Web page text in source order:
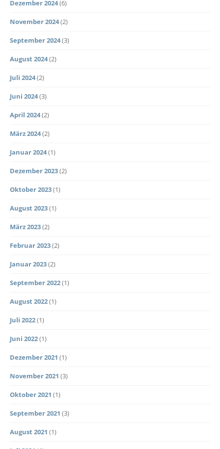
Dezember 2024(6)
November 2024(2)
September 2024(3)
August 2024(2)
Juli 2024(2)
Juni 2024(3)
April 2024(2)
März 2024(2)
Januar 2024(1)
Dezember 2023(2)
Oktober 2023(1)
August 2023(1)
März 2023(2)
Februar 2023(2)
Januar 2023(2)
September 2022(1)
August 2022(1)
Juli 2022(1)
Juni 2022(1)
Dezember 2021 (1)
November 2021 (3)
Oktober 2021 (1)
September 2021 (3)
August 2021 (1)